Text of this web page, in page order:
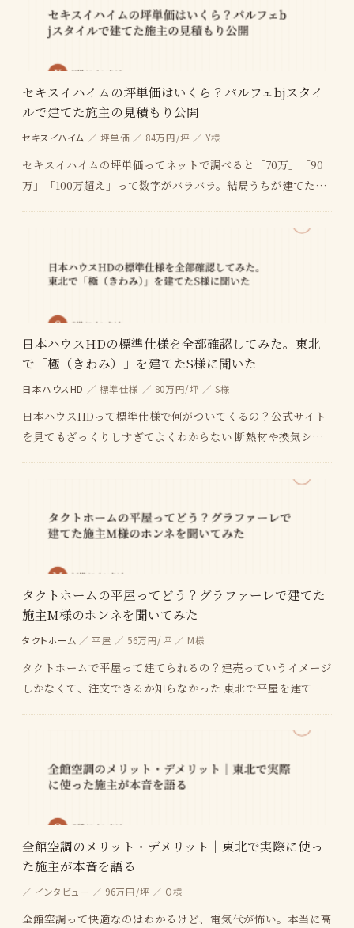
セキスイハイムの坪単価はいくら？パルフェbjスタイ
ルで建てた施主の見積もり公開
セキスイハイム ／ 坪単価 ／ 84万円/坪 ／ Y様
セキスイハイムの坪単価ってネットで調べると「70万」「90
万」「100万超え」って数字がバラバラ。結局うちが建てたら
日本ハウスHDの標準仕様を全部確認してみた。東北
で「極（きわみ）」を建てたS様に聞いた
日本ハウスHD ／ 標準仕様 ／ 80万円/坪 ／ S様
日本ハウスHDって標準仕様で何がついてくるの？公式サイト
を見てもざっくりしすぎてよくわからない 断熱材や換気シス
タクトホームの平屋ってどう？グラファーレで建てた
施主M様のホンネを聞いてみた
タクトホーム ／ 平屋 ／ 56万円/坪 ／ M様
タクトホームで平屋って建てられるの？建売っていうイメージ
しかなくて、注文できるか知らなかった 東北で平屋を建てる
全館空調のメリット・デメリット｜東北で実際に使っ
た施主が本音を語る
／ インタビュー ／ 96万円/坪 ／ O様
全館空調って快適なのはわかるけど、電気代が怖い。本当に高